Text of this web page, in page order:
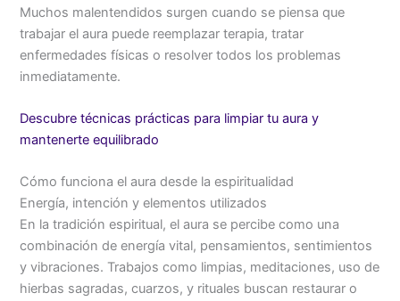
Muchos malentendidos surgen cuando se piensa que
trabajar el aura puede reemplazar terapia, tratar
enfermedades físicas o resolver todos los problemas
inmediatamente.
Descubre técnicas prácticas para limpiar tu aura y
mantenerte equilibrado
Cómo funciona el aura desde la espiritualidad
Energía, intención y elementos utilizados
En la tradición espiritual, el aura se percibe como una
combinación de energía vital, pensamientos, sentimientos
y vibraciones. Trabajos como limpias, meditaciones, uso de
hierbas sagradas, cuarzos, y rituales buscan restaurar o